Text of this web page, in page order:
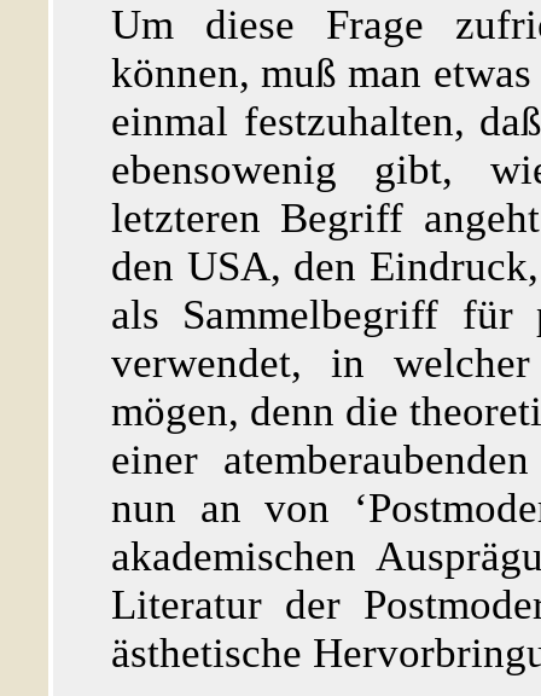
Um diese Frage
können, muß man
einmal festzuhalten,
ebensowenig gibt,
letzteren Begriff
den USA, den
als Sammelbegriff für
verwendet, in
mögen, denn die
einer
nun an von
akademischen
Literatur der
ästhetische